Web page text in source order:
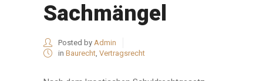
Sachmängel
Posted by Admin
in Baurecht, Vertragsrecht